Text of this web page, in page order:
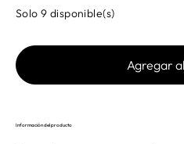
Solo 9 disponible(s)
Agregar
Información del producto